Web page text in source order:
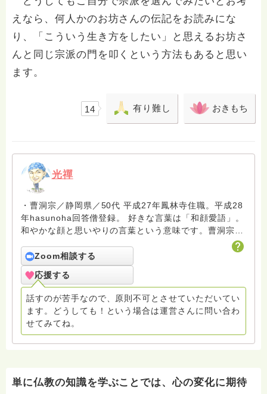
えなら、何人かのお坊さんの伝記をお読みにな
り、「こういう生き方をしたい」と思えるお坊さ
んと同じ宗派の門を叩くという方法もあると思い
ます。
14 有り難し おきもち
光禪
・曹洞宗／静岡県／50代 平成27年鳳林寺住職。平成28
年hasunoha回答僧登録。 好きな言葉は「和顔愛語」。
和やかな顔と思いやりの言葉という意味です。曹洞宗開
祖道元禅師は、愛語には世界を一変させる力があると仰
っています。回答には厳しい言葉を入れることもありま
すが、相手を思いやる気持ちがあってこその言葉と捉
え、受け止めていただきたいです。 ※質問の答えについ
て、話の大筋は変えませんが、投稿してから誤字脱字を
直したり、内容をよりわかりやすくするため、若干加筆
修正することがあります。ご了承ください。 ※「お
礼」は必ず拝読していますが、それに対して回答の追記
は原則しないことにしています。ご了承ください。 ・
Zoom相談する
応援する
話すのが苦手なので、原則不可とさせていただいてい
ます。どうしても！という場合は運営さんに問い合わ
せてみてね。
単に仏教の知識を学ぶことでは、心の変化に期待